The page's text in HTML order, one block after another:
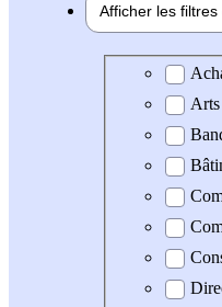
Afficher les filtres
Domaine